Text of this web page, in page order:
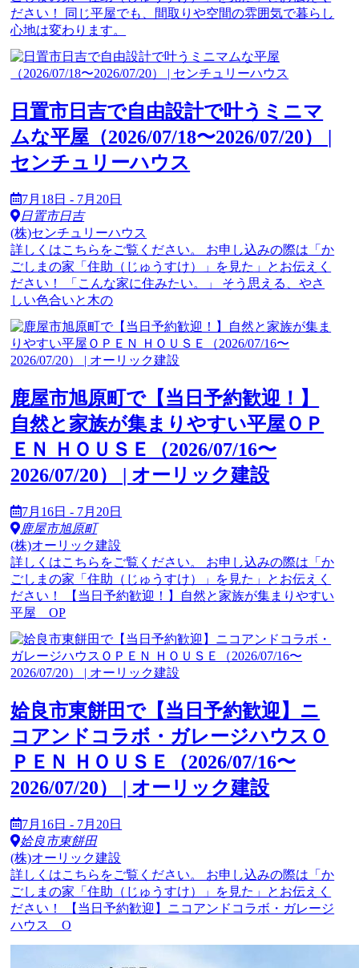
ださい！ 同じ平屋でも、間取りや空間の雰囲気で暮らし
心地は変わります。
日置市日吉で自由設計で叶うミニマ
ムな平屋（2026/07/18〜2026/07/20） |
センチュリーハウス
7月18日 - 7月20日
日置市日吉
(株)センチュリーハウス
詳しくはこちらをご覧ください。 お申し込みの際は「か
ごしまの家「住助（じゅうすけ）」を見た」とお伝えく
ださい！ 「こんな家に住みたい。」 そう思える、やさ
しい色合いと木の
鹿屋市旭原町で【当日予約歓迎！】
自然と家族が集まりやすい平屋ＯＰ
ＥＮ ＨＯＵＳＥ（2026/07/16〜
2026/07/20） | オーリック建設
7月16日 - 7月20日
鹿屋市旭原町
(株)オーリック建設
詳しくはこちらをご覧ください。 お申し込みの際は「か
ごしまの家「住助（じゅうすけ）」を見た」とお伝えく
ださい！ 【当日予約歓迎！】自然と家族が集まりやすい
平屋 OP
姶良市東餅田で【当日予約歓迎】ニ
コアンドコラボ・ガレージハウスＯ
ＰＥＮ ＨＯＵＳＥ（2026/07/16〜
2026/07/20） | オーリック建設
7月16日 - 7月20日
姶良市東餅田
(株)オーリック建設
詳しくはこちらをご覧ください。 お申し込みの際は「か
ごしまの家「住助（じゅうすけ）」を見た」とお伝えく
ださい！ 【当日予約歓迎】ニコアンドコラボ・ガレージ
ハウス O